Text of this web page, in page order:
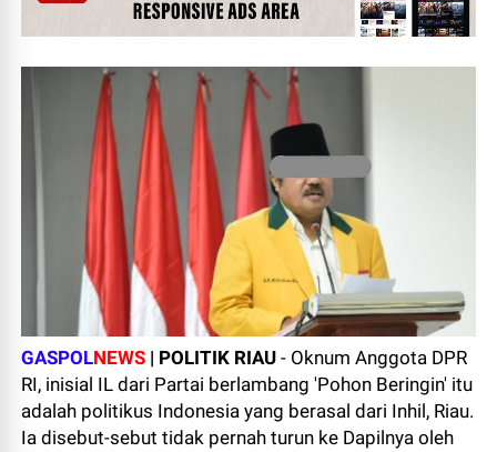
GASPOLNEWS | POLITIK RIAU - Oknum Anggota DPR
RI, inisial IL dari Partai berlambang 'Pohon Beringin' itu
adalah politikus Indonesia yang berasal dari Inhil, Riau.
Ia disebut-sebut tidak pernah turun ke Dapilnya oleh